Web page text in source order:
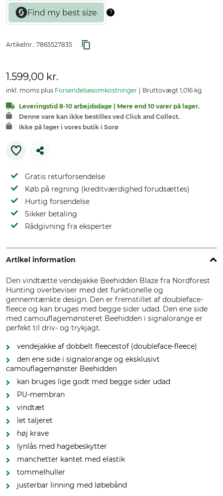
Artikelnr.: 7865527835
1.599,00 kr.
inkl. moms plus Forsendelsesomkostninger Bruttovægt 1,016 kg
Leveringstid 8-10 arbejdsdage | Mere end 10 varer på lager.
Denne vare kan ikke bestilles ved Click and Collect.
Ikke på lager i vores butik i Sorø
Gratis returforsendelse
Køb på regning (kreditværdighed forudsættes)
Hurtig forsendelse
Sikker betaling
Rådgivning fra eksperter
Artikel information
Den vindtætte vendejakke Beehidden Blaze fra Nordforest
Hunting overbeviser med det funktionelle og
gennemtænkte design. Den er fremstillet af doubleface-
fleece og kan bruges med begge sider udad. Den ene side
med camouflagemønsteret Beehidden i signalorange er
perfekt til driv- og trykjagt.
vendejakke af dobbelt fleecestof (doubleface-fleece)
den ene side i signalorange og eksklusivt
camouflagemønster Beehidden
kan bruges lige godt med begge sider udad
PU-membran
vindtæt
let taljeret
høj krave
lynlås med hagebeskytter
manchetter kantet med elastik
tommelhuller
justerbar linning med løbebånd